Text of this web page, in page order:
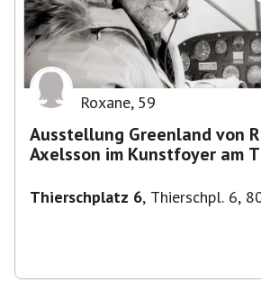
Roxane, 59
Ausstellung Greenland von
Axelsson im Kunstfoyer am
Thierschplatz 6, Thierschpl. 6,